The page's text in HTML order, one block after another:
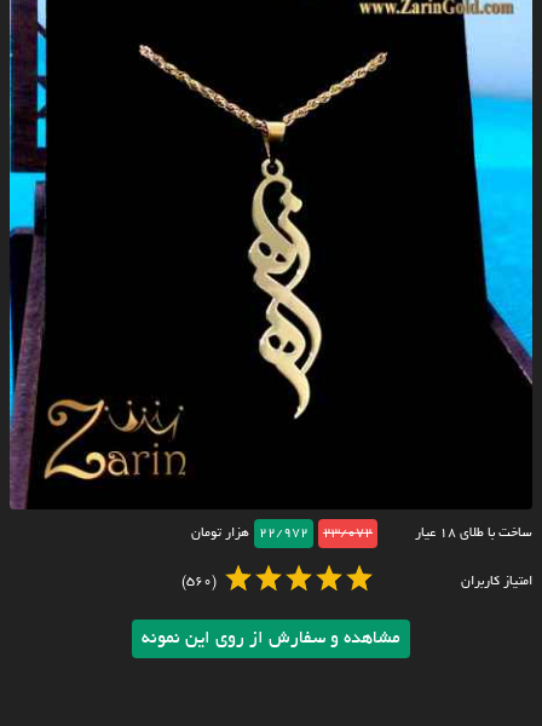
ساخت با طلای ۱۸ عیار 23/072
22/972 هزار تومان
امتیاز کاربران (560)
مشاهده و سفارش از روی این نمونه